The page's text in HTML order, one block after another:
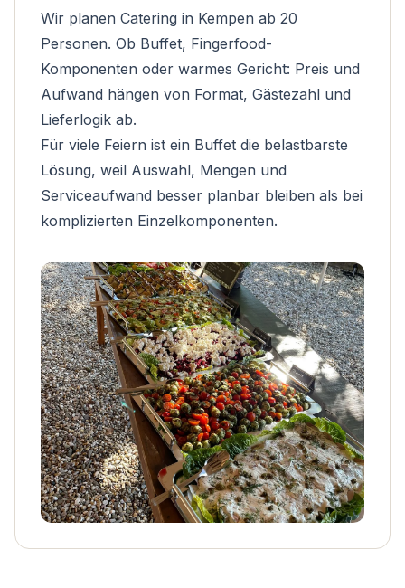
Wir planen Catering in Kempen ab 20
Personen. Ob Buffet, Fingerfood-
Komponenten oder warmes Gericht: Preis und
Aufwand hängen von Format, Gästezahl und
Lieferlogik ab.
Für viele Feiern ist ein Buffet die belastbarste
Lösung, weil Auswahl, Mengen und
Serviceaufwand besser planbar bleiben als bei
komplizierten Einzelkomponenten.